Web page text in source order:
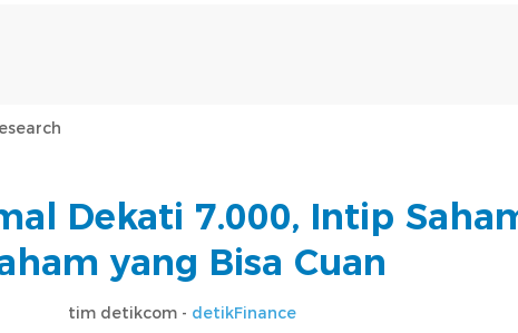
Dekati 7.000, Intip
yang Bisa Cuan
tim detikcom - detikFinance